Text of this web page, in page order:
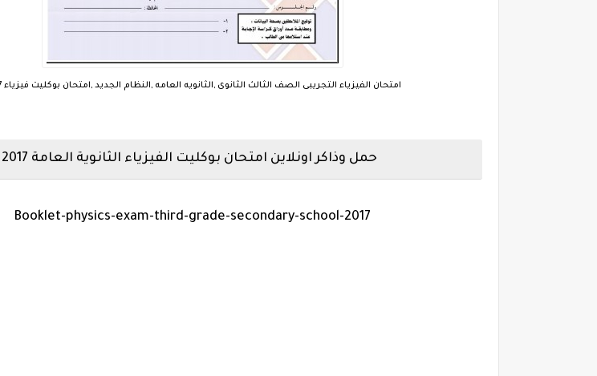
امتحان الفيزياء التجريبى الصف الثالث الثانوى ,الثانويه العامه ,النظام الجديد ,امتحان بوكليت فيزياء 2017
حمل وذاكر اونلاين امتحان بوكليت الفيزياء الثانوية العامة 2017